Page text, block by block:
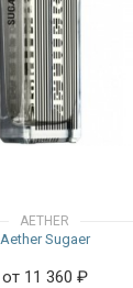
AETHER
Aether Sugaer
от 11 360 ₽